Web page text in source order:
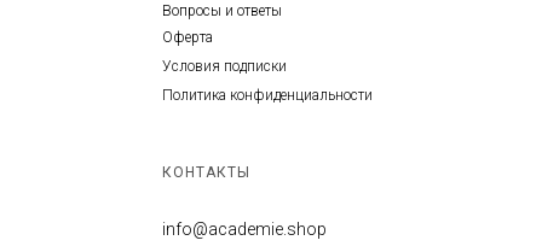
Вопросы и ответы
КОНТАКТЫ
info@academie.shop
Оферта
Условия подписки
Политика конфиденциальности